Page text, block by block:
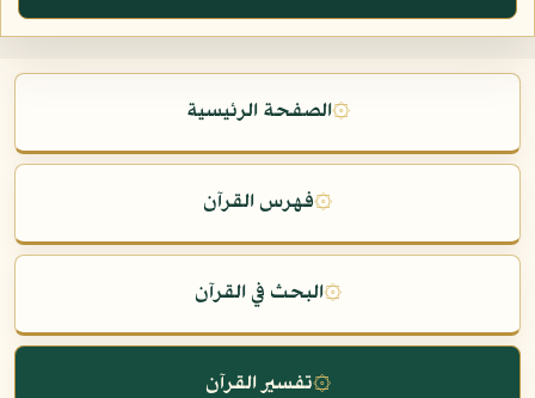
۞الصفحة الرئيسية
۞فهرس القرآن
۞البحث في القرآن
۞تفسير القرآن